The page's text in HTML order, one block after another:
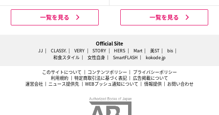
一覧を見る 一覧を見る
Official Site
JJ CLASSY. VERY STORY HERS Mart 美ST
bis
和食スタイル
女性自身 SmartFLASH kokode.jp
このサイトについて コンテンツポリシー
プライバシーポリシー
利用規約
特定商取引法に基づく表記
広告掲載について
運営会社
ニュース提供先 WEBプッシュ通知について 情報提供 お問い合わせ